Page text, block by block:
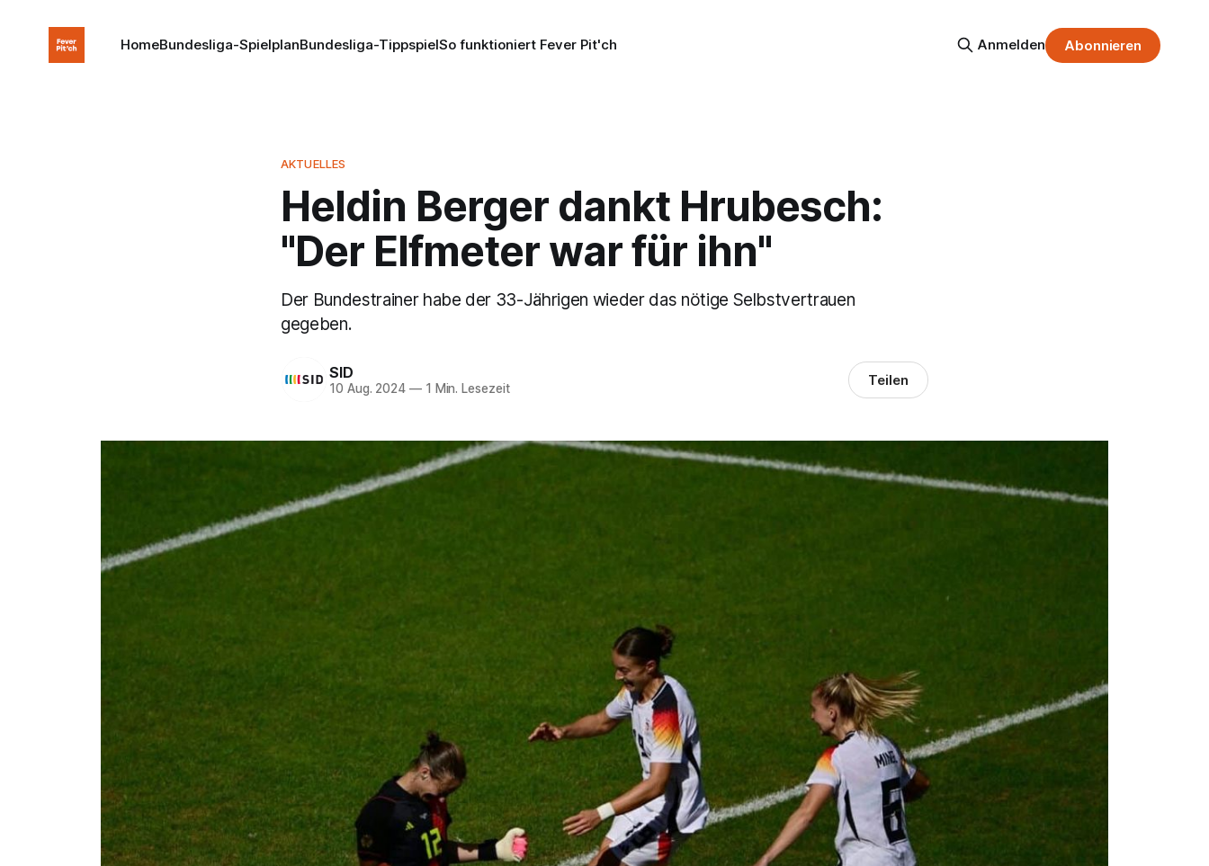
HomeBundesliga-SpielplanBundesliga-TippspielSo funktioniert Fever Pit'ch Anmelden Abonnieren
AKTUELLES
Heldin Berger dankt Hrubesch:
"Der Elfmeter war für ihn"
Der Bundestrainer habe der 33-Jährigen wieder das nötige Selbstvertrauen
gegeben.
SID
10 Aug. 2024 —1 Min. Lesezeit Teilen